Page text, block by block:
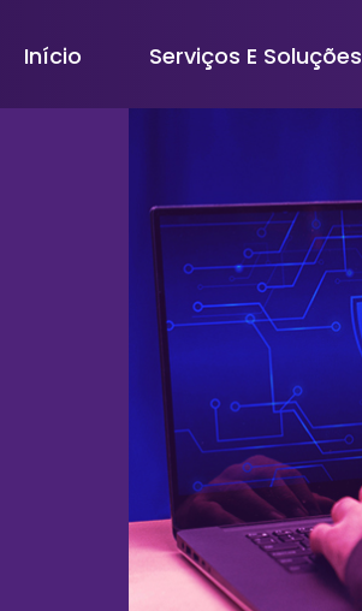
Início Serviços E Soluções